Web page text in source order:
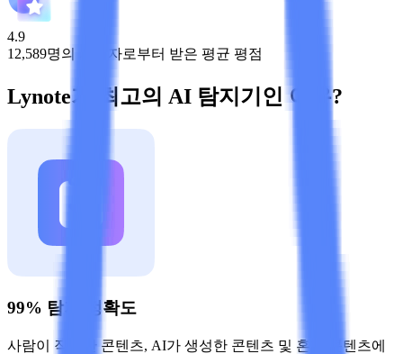
4.9
12,589명의 사용자로부터 받은 평균 평점
Lynote가 최고의 AI 탐지기인 이유?
99% 탐지 정확도
사람이 작성한 콘텐츠, AI가 생성한 콘텐츠 및 혼합 콘텐츠에